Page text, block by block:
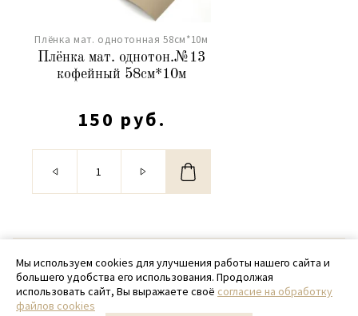
Плёнка мат. однотонная 58см*10м
Плёнка мат. однотон.№13
кофейный 58см*10м
150 руб.
© 2020 - 2026 SamPack
+ 7 (918) 699-97-87
zakaz@sampack.store
Мы используем cookies для улучшения работы нашего сайта и
большего удобства его использования. Продолжая
использовать сайт, Вы выражаете своё согласие на обработку
файлов cookies